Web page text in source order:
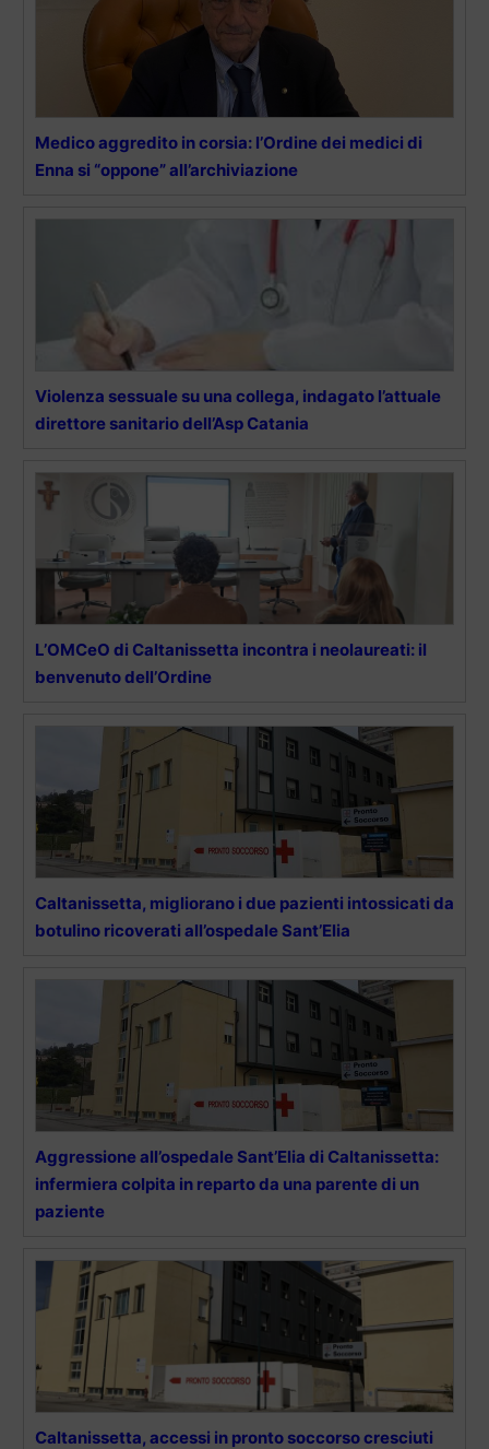
Medico aggredito in corsia: l’Ordine dei medici di
Enna si “oppone” all’archiviazione
Violenza sessuale su una collega, indagato l’attuale
direttore sanitario dell’Asp Catania
L’OMCeO di Caltanissetta incontra i neolaureati: il
benvenuto dell’Ordine
Caltanissetta, migliorano i due pazienti intossicati da
botulino ricoverati all’ospedale Sant’Elia
Aggressione all’ospedale Sant’Elia di Caltanissetta:
infermiera colpita in reparto da una parente di un
paziente
Caltanissetta, accessi in pronto soccorso cresciuti